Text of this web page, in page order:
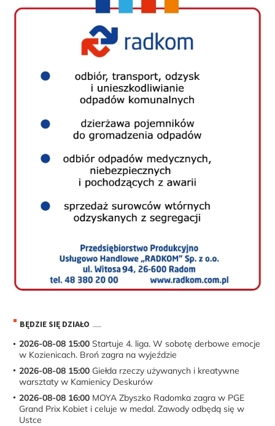
BĘDZIE SIĘ DZIAŁO
2026-08-08 15:00 Startuje 4. liga. W sobotę derbowe emocje
w Kozienicach. Broń zagra na wyjeździe
2026-08-08 15:00 Giełda rzeczy używanych i kreatywne
warsztaty w Kamienicy Deskurów
2026-08-08 16:00 MOYA Zbyszko Radomka zagra w PGE
Grand Prix Kobiet i celuje w medal. Zawody odbędą się w
Ustce